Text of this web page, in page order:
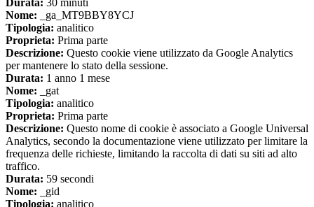
Durata: 30 minuti
Nome: _ga_MT9BBY8YCJ
Tipologia: analitico
Proprieta: Prima parte
Descrizione: Questo cookie viene utilizzato da Google Analytics
per mantenere lo stato della sessione.
Durata: 1 anno 1 mese
Nome: _gat
Tipologia: analitico
Proprieta: Prima parte
Descrizione: Questo nome di cookie è associato a Google Universal
Analytics, secondo la documentazione viene utilizzato per limitare la
frequenza delle richieste, limitando la raccolta di dati su siti ad alto
traffico.
Durata: 59 secondi
Nome: _gid
Tipologia: analitico